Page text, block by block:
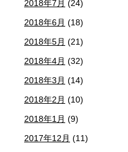
2018年7月 (24)
2018年6月 (18)
2018年5月 (21)
2018年4月 (32)
2018年3月 (14)
2018年2月 (10)
2018年1月 (9)
2017年12月 (11)